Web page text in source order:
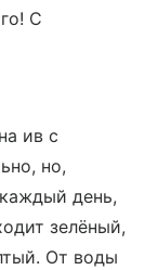
С
ив с
но,
день,
зелёный,
От воды